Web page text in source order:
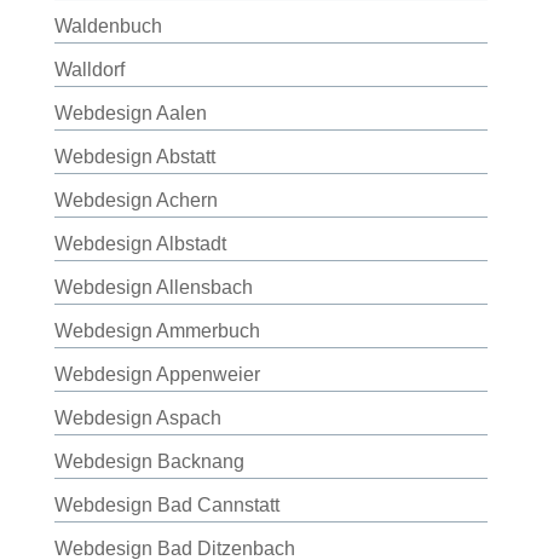
Waldenbuch
Walldorf
Webdesign Aalen
Webdesign Abstatt
Webdesign Achern
Webdesign Albstadt
Webdesign Allensbach
Webdesign Ammerbuch
Webdesign Appenweier
Webdesign Aspach
Webdesign Backnang
Webdesign Bad Cannstatt
Webdesign Bad Ditzenbach